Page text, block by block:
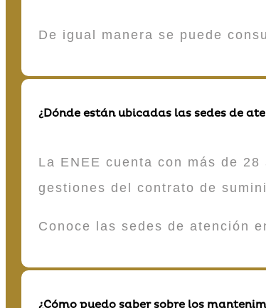
De igual manera se puede
¿Dónde están ubicadas las sedes de
La ENEE cuenta con más de
gestiones del contrato de
Conoce las sedes de atención
¿Cómo puedo saber sobre los